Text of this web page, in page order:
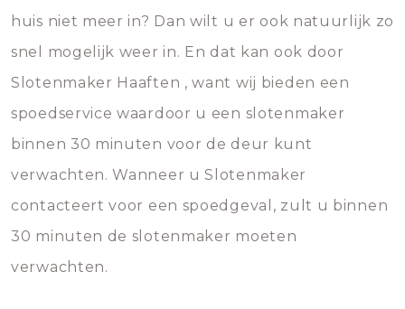
huis niet meer in? Dan wilt u er ook natuurlijk zo
snel mogelijk weer in. En dat kan ook door
Slotenmaker Haaften , want wij bieden een
spoedservice waardoor u een slotenmaker
binnen 30 minuten voor de deur kunt
verwachten. Wanneer u Slotenmaker
contacteert voor een spoedgeval, zult u binnen
30 minuten de slotenmaker moeten
verwachten.